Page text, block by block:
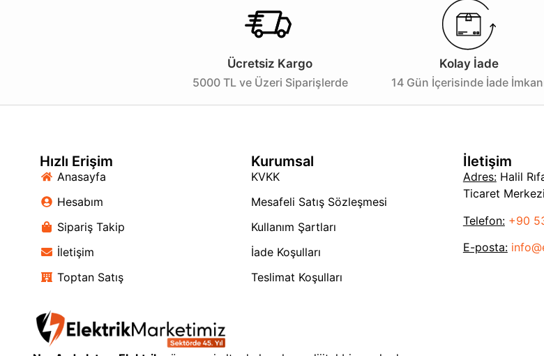
Ücretsiz Kargo
5000 TL ve Üzeri Siparişlerde
Kolay İade
14 Gün İçerisinde İade
Hızlı Erişim
Anasayfa
Hesabım
Sipariş Takip
İletişim
Toptan Satış
Kurumsal
KVKK
Mesafeli Satış Sözleşmesi
Kullanım Şartları
İade Koşulları
Teslimat Koşulları
İletişim
Adres:Halil
Ticaret
Telefon: +90
E-posta: